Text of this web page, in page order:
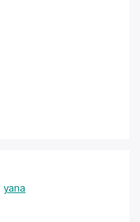
yana